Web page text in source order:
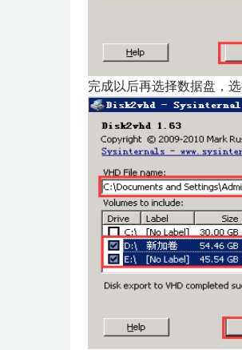
完成以后再选择数据盘，